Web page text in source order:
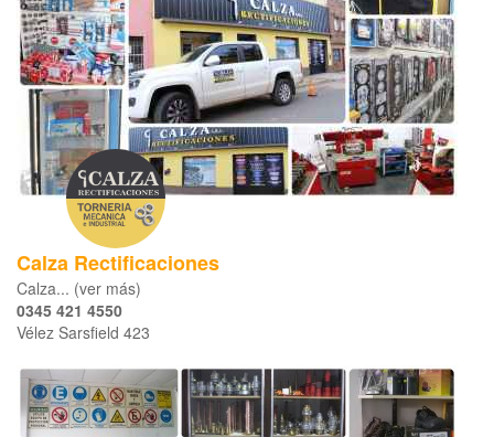
Calza Rectificaciones
Calza... (ver más)
0345 421 4550
Vélez Sarsfield 423